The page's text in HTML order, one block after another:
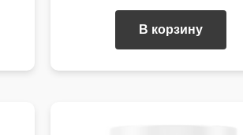
В корзину